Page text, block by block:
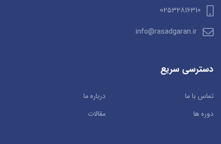
02532816310
info@rasadgaran.ir
دسترسی سریع
تماس با ما
درباره ما
دوره ها
مقالات